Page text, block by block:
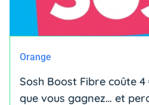
Orange
Sosh Boost Fibre coûte
que vous gagnez… et